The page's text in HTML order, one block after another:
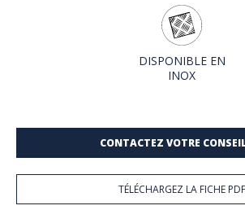
DISPONIBLE EN
INOX
CONTACTEZ VOTRE
TÉLÉCHARGEZ LA FICHE PDF